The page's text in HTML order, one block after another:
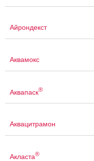
Айрондекст
Аквамокс
Аквапаск®
Аквацитрамон
Акласта®